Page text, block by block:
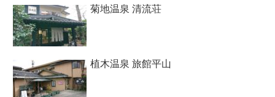
菊地温泉 清流荘
植木温泉 旅館平山